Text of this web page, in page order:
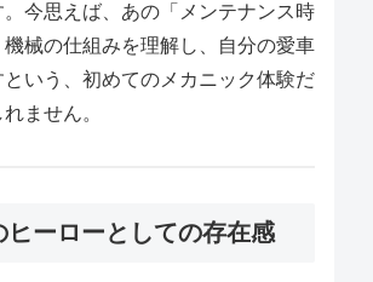
。今思えば、あの「メンテナンス時
機械の仕組みを理解し、自分の愛車
という、初めてのメカニック体験だ
ません。
ヒーローとしての存在感